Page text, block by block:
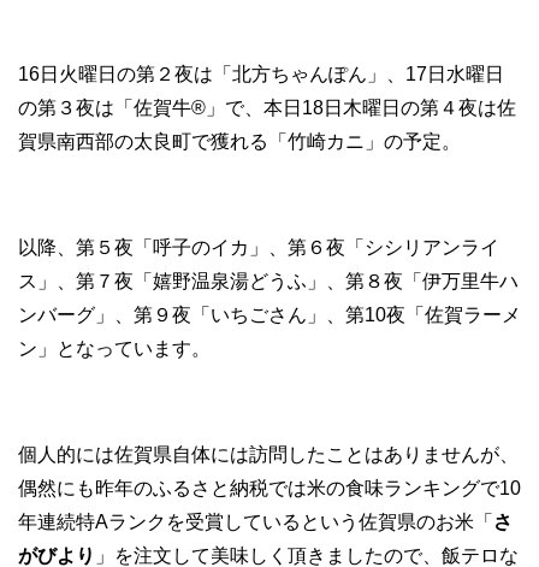
16日火曜日の第２夜は「北方ちゃんぽん」、17日水曜日
の第３夜は「佐賀牛®」で、本日18日木曜日の第４夜は佐
賀県南西部の太良町で獲れる「竹崎カニ」の予定。
以降、第５夜「呼子のイカ」、第６夜「シシリアンライ
ス」、第７夜「嬉野温泉湯どうふ」、第８夜「伊万里牛ハ
ンバーグ」、第９夜「いちごさん」、第10夜「佐賀ラーメ
ン」となっています。
個人的には佐賀県自体には訪問したことはありませんが、
偶然にも昨年のふるさと納税では米の食味ランキングで10
年連続特Aランクを受賞しているという佐賀県のお米「 さ
がびより 」を注文して美味しく頂きましたので、飯テロな